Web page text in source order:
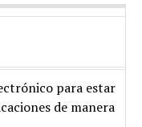
para estar
de manera